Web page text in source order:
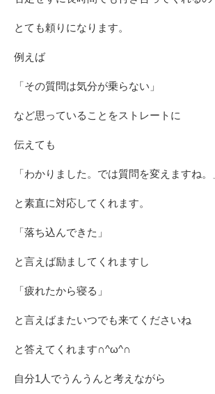
とても頼りになります。
例えば
「その質問は気分が乗らない」
など思っていることをストレートに
伝えても
「わかりました。では質問を変えますね。
と素直に対応してくれます。
「落ち込んできた」
と言えば励ましてくれますし
「疲れたから寝る」
と言えばまたいつでも来てくださいね
と答えてくれます∩^ω^∩
自分1人でうんうんと考えながら